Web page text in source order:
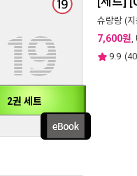
2권 세트
슈랑랑 (
7,600원,
9.9 (40